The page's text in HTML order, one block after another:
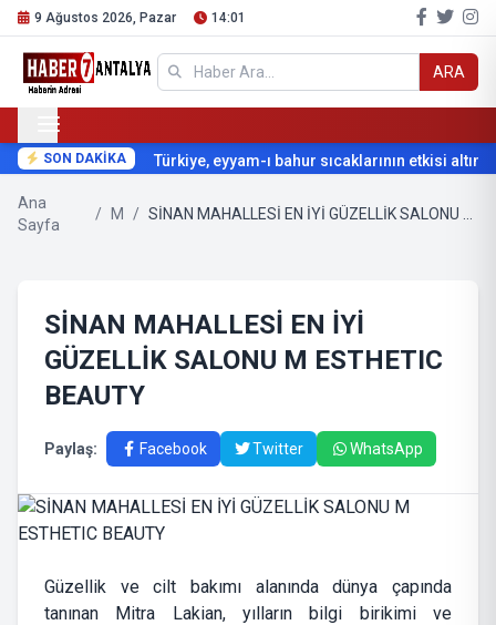
9 Ağustos 2026, Pazar 14:01
ARA
SON DAKİKA Türkiye, eyyam-ı bahur sıcaklarının etkisi altına
Ana
Sayfa
/ M /
SİNAN MAHALLESİ EN İYİ
GÜZELLİK SALONU M ESTHETIC
BEAUTY
Paylaş: Facebook Twitter WhatsApp
Güzellik ve cilt bakımı alanında dünya çapında
tanınan Mitra Lakian, yılların bilgi birikimi ve